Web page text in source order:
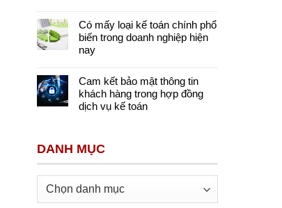
Có mấy loại kế toán chính phổ
biến trong doanh nghiệp hiện
nay
Cam kết bảo mật thông tin
khách hàng trong hợp đồng
dịch vụ kế toán
DANH MỤC
Danh